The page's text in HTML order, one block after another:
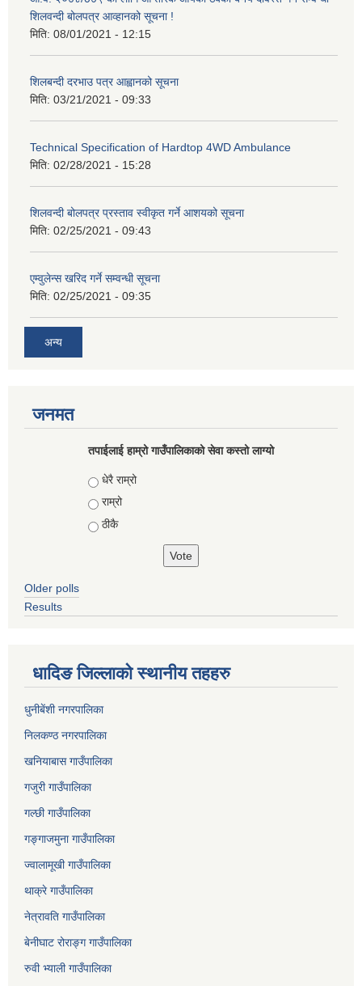
शिलवन्दी बोलपत्र आव्हानको सूचना !
मिति: 08/01/2021 - 12:15
शिलबन्दी दरभाउ पत्र आह्वानको सूचना
मिति: 03/21/2021 - 09:33
Technical Specification of Hardtop 4WD Ambulance
मिति: 02/28/2021 - 15:28
शिलवन्दी बोलपत्र प्रस्ताव स्वीकृत गर्ने आशयको सूचना
मिति: 02/25/2021 - 09:43
एम्वुलेन्स खरिद गर्ने सम्वन्धी सूचना
मिति: 02/25/2021 - 09:35
अन्य
जनमत
तपाईलाई हाम्रो गाउँपालिकाको सेवा कस्तो लाग्यो
Choices
धेरै राम्रो
राम्रो
ठीकै
Older polls
Results
धादिङ जिल्लाकाे स्थानीय तहहरु
धुनीबेंशी नगरपालिका
निलकण्ठ नगरपालिका
खनियाबास गाउँपालिका
गजुरी गाउँपालिका
गल्छी गाउँपालिका
गङ्गाजमुना गाउँपालिका
ज्वालामूखी गाउँपालिका
थाक्रे गाउँपालिका
नेत्रावति गाउँपालिका
बेनीघाट रोराङ्ग गाउँपालिका
रुवी भ्याली गाउँपालिका